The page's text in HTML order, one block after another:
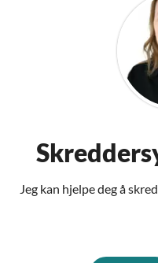
Jeg kan hjelpe deg å